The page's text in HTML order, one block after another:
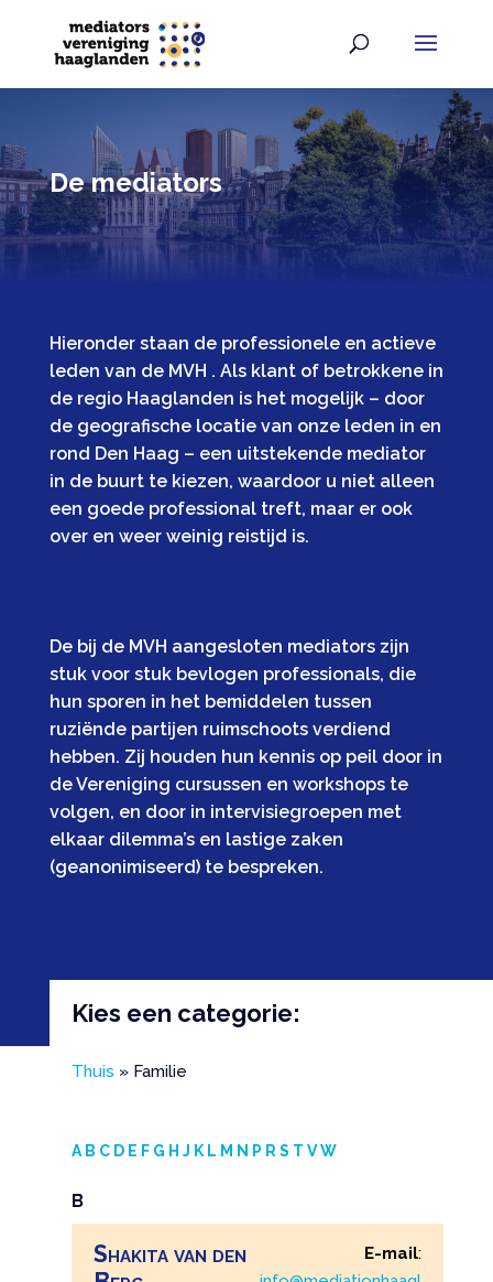
De mediators
Hieronder staan de professionele en actieve
leden van de MVH . Als klant of betrokkene in
de regio Haaglanden is het mogelijk – door
de geografische locatie van onze leden in en
rond Den Haag – een uitstekende mediator
in de buurt te kiezen, waardoor u niet alleen
een goede professional treft, maar er ook
over en weer weinig reistijd is.
De bij de MVH aangesloten mediators zijn
stuk voor stuk bevlogen professionals, die
hun sporen in het bemiddelen tussen
ruziënde partijen ruimschoots verdiend
hebben. Zij houden hun kennis op peil door in
de Vereniging cursussen en workshops te
volgen, en door in intervisiegroepen met
elkaar dilemma’s en lastige zaken
(geanonimiseerd) te bespreken.
Kies een categorie:
Thuis » Familie
A B C D E F G H J K L M N P R S T V W
B
Shakita van den
E-mail: